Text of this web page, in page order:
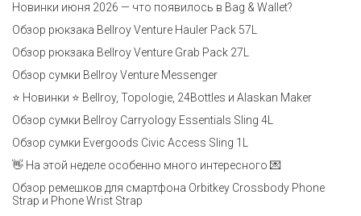
Новинки июня 2026 — что появилось в Bag & Wallet?
Обзор рюкзака Bellroy Venture Hauler Pack 57L
Обзор рюкзака Bellroy Venture Grab Pack 27L
Обзор сумки Bellroy Venture Messenger
⭐ Новинки ⭐ Bellroy, Topologie, 24Bottles и Alaskan Maker
Обзор сумки Bellroy Carryology Essentials Sling 4L
Обзор сумки Evergoods Civic Access Sling 1L
👋 На этой неделе особенно много интересного 💌
Обзор ремешков для смартфона Orbitkey Crossbody Phone
Strap и Phone Wrist Strap